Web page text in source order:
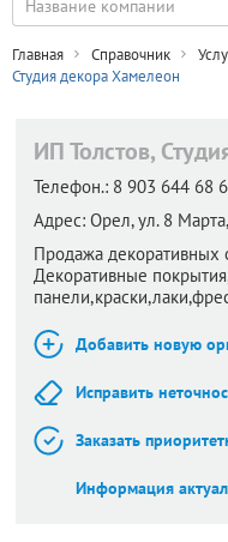
Главная Справочник
Студия декора Хамелеон
ИП Толстов,
Телефон.: 8 903 644 68
Адрес: Орел,ул. 8
Продажа декоративных
Декоративные
Добавить новую
Исправить
Заказать
Информация